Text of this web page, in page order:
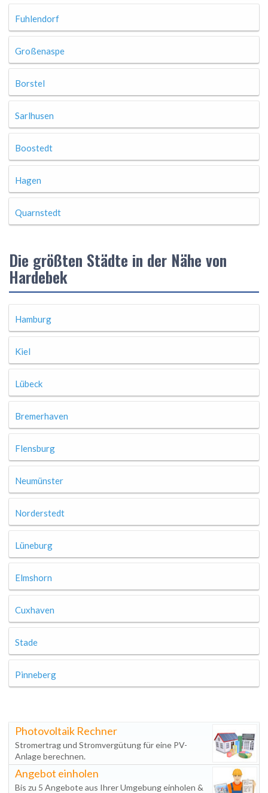
Fuhlendorf
Großenaspe
Borstel
Sarlhusen
Boostedt
Hagen
Quarnstedt
Die größten Städte in der Nähe von
Hardebek
Hamburg
Kiel
Lübeck
Bremerhaven
Flensburg
Neumünster
Norderstedt
Lüneburg
Elmshorn
Cuxhaven
Stade
Pinneberg
Photovoltaik Rechner
Stromertrag und Stromvergütung für eine PV-
Anlage berechnen.
Angebot einholen
Bis zu 5 Angebote aus Ihrer Umgebung einholen &